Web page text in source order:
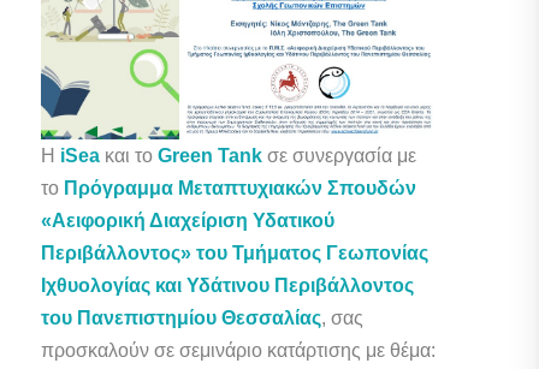
Η iSeaκαι το Green Tankσε συνεργασία με
το Πρόγραμμα Μεταπτυχιακών Σπουδών
«Αειφορική Διαχείριση Υδατικού
Περιβάλλοντος» του Τμήματος Γεωπονίας
Ιχθυολογίας και Υδάτινου Περιβάλλοντος
του Πανεπιστημίου Θεσσαλίας, σας
προσκαλούν σε σεμινάριο κατάρτισης με θέμα: